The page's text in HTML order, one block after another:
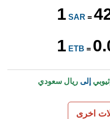
1 SAR =
1 ETB =
إلى ريال سعودي
اخرى